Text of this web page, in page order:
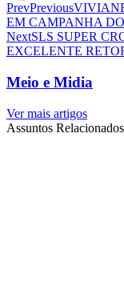
PrevPrevious
EM CAMPANHA
NextSLS SUPER
EXCELENTE
Meio e Midia
Ver mais artigos
Assuntos Relacionados